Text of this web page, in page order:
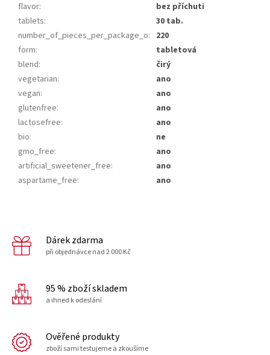
flavor:
bez příchuti
tablets:
30 tab.
number_of_pieces_per_package_o: 220
form:
tabletová
blend:
čirý
vegetarian:
ano
vegan:
ano
glutenfree:
ano
lactosefree:
ano
bio:
ne
gmo_free:
ano
artificial_sweetener_free:
ano
aspartame_free: ano
Dárek zdarma
při objednávce nad 2 000 Kč
95 % zboží skladem
a ihned k odeslání
Ověřené produkty
zboží sami testujeme a zkoušíme